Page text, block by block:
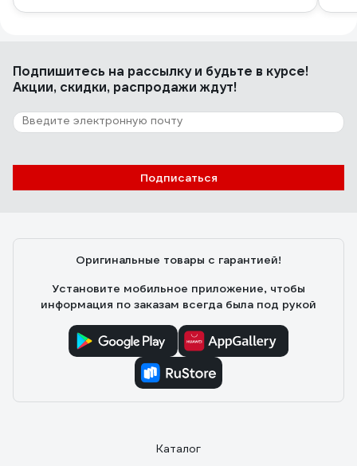
Подпишитесь на рассылкуи будьте в курсе!
Акции, скидки, распродажи ждут!
Подписаться
Оригинальные товары с гарантией!
Установите мобильное приложение, чтобы
информация по заказам всегда была под рукой
Каталог